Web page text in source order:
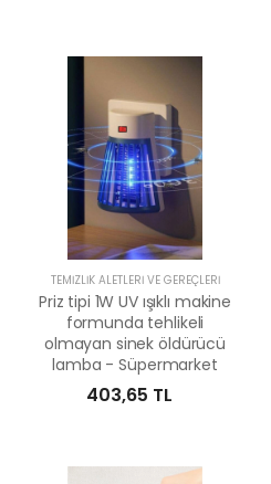
TEMIZLIK ALETLERI VE GEREÇLERI
Priz tipi 1W UV ışıklı makine
formunda tehlikeli
olmayan sinek öldürücü
lamba - Süpermarket
403,65 TL